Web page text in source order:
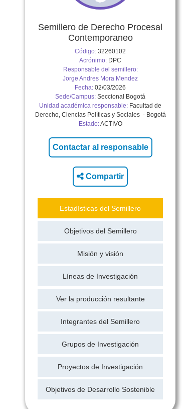
Semillero de Derecho Procesal
Contemporaneo
Código: 32260102
Acrónimo: DPC
Responsable del semillero:
Jorge Andres Mora Mendez
Fecha: 02/03/2026
Sede/Campus: Seccional Bogotá
Unidad académica responsable: Facultad de
Derecho, Ciencias Políticas y Sociales - Bogotá
Estado:ACTIVO
Compartir
Estadísticas del Semillero
Objetivos del Semillero
Misión y visión
Líneas de Investigación
Ver la producción resultante
Integrantes del Semillero
Grupos de Investigación
Proyectos de Investigación
Objetivos de Desarrollo Sostenible